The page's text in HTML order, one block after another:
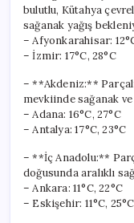
bulutlu, Kütahya
sağanak yağış
– Afyonkarahisar:
– İzmir: 17°C, 28°C
– **Akdeniz:**
mevkiinde sağanak
– Adana: 16°C, 27°C
– Antalya: 17°C, 23°C
– **İç Anadolu:**
doğusunda aralıklı
– Ankara: 11°C, 22°C
– Eskişehir: 11°C, 25°C